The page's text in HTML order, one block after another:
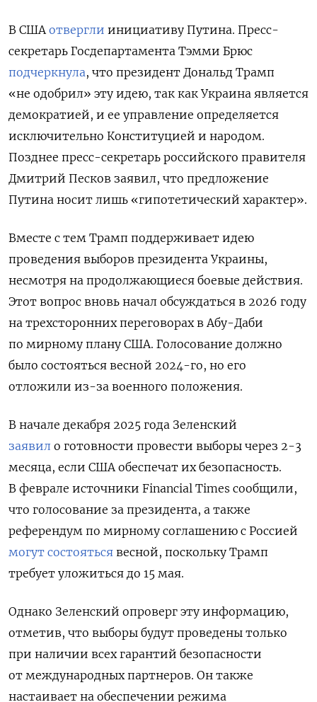
В СШАотвергли инициативу Путина. Пресс-
секретарь Госдепартамента Тэмми Брюс
подчеркнула, что президент Дональд Трамп
«не одобрил» эту идею, так как Украина является
демократией, и ее управление определяется
исключительно Конституцией и народом.
Позднее пресс-секретарь российского правителя
Дмитрий Песков заявил, что предложение
Путина носит лишь «гипотетический характер».
Вместе с тем Трамп поддерживает идею
проведения выборов президента Украины,
несмотря на продолжающиеся боевые действия.
Этот вопрос вновь начал обсуждаться в 2026 году
на трехсторонних переговорах в Абу-Даби
по мирному плану США. Голосование должно
было состояться весной 2024-го, но его
отложили из-за военного положения.
В начале декабря 2025 года Зеленский
заявил о готовности провести выборы через 2-3
месяца, если США обеспечат их безопасность.
В феврале источники Financial Times сообщили,
что голосование за президента, а также
референдум по мирному соглашению с Россией
могут состояться весной, поскольку Трамп
требует уложиться до 15 мая.
Однако Зеленский опроверг эту информацию,
отметив, что выборы будут проведены только
при наличии всех гарантий безопасности
от международных партнеров. Он также
настаивает на обеспечении режима